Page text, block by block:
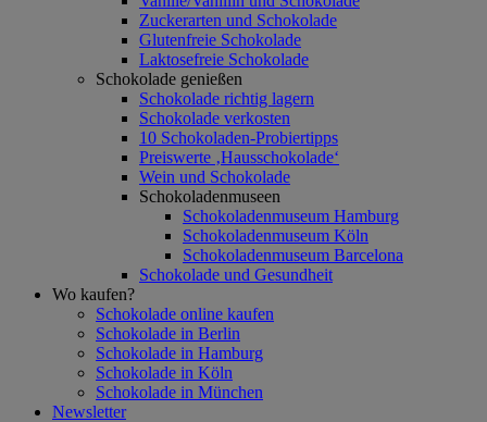
Zuckerarten und Schokolade
Glutenfreie Schokolade
Laktosefreie Schokolade
Schokolade genießen
Schokolade richtig lagern
Schokolade verkosten
10 Schokoladen-Probiertipps
Preiswerte ‚Hausschokolade‘
Wein und Schokolade
Schokoladenmuseen
Schokoladenmuseum Hamburg
Schokoladenmuseum Köln
Schokoladenmuseum Barcelona
Schokolade und Gesundheit
Wo kaufen?
Schokolade online kaufen
Schokolade in Berlin
Schokolade in Hamburg
Schokolade in Köln
Schokolade in München
Newsletter